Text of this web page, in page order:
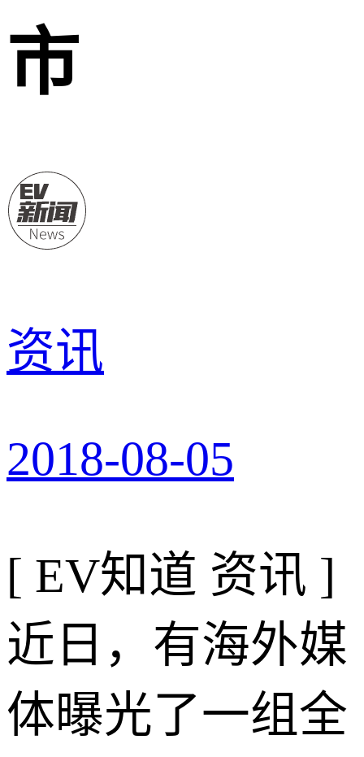
市
资讯
2018-08-05
[ EV知道 资讯 ]
近日，有海外媒
体曝光了一组全